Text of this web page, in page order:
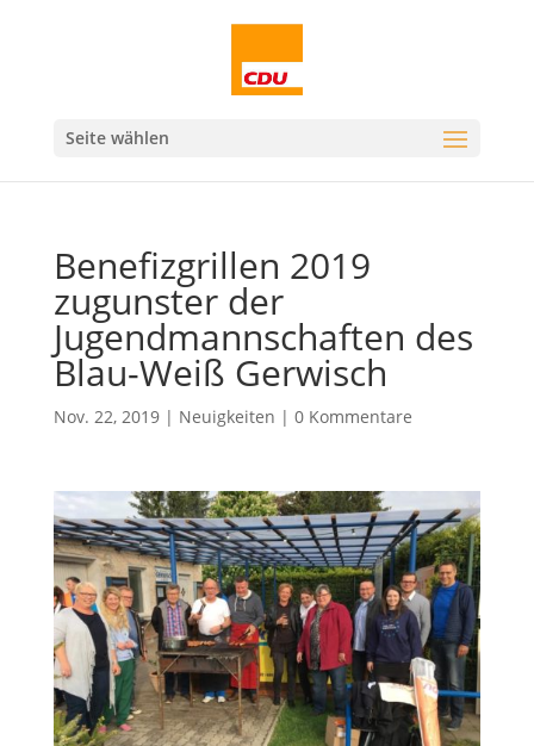
Seite wählen
Benefizgrillen 2019
zugunster der
Jugendmannschaften des
Blau-Weiß Gerwisch
Nov. 22, 2019| Neuigkeiten | 0 Kommentare